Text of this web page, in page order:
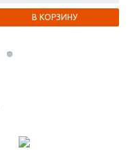
В КОРЗИНУ